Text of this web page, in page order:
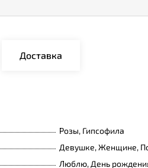
Доставка
Розы, Гипсофила
Девушке, Женщине,
Люблю, День